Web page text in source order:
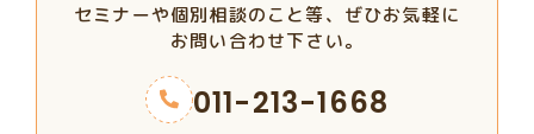
セミナーや個別相談のこと等、ぜひお気軽に
お問い合わせ下さい。
011-213-1668